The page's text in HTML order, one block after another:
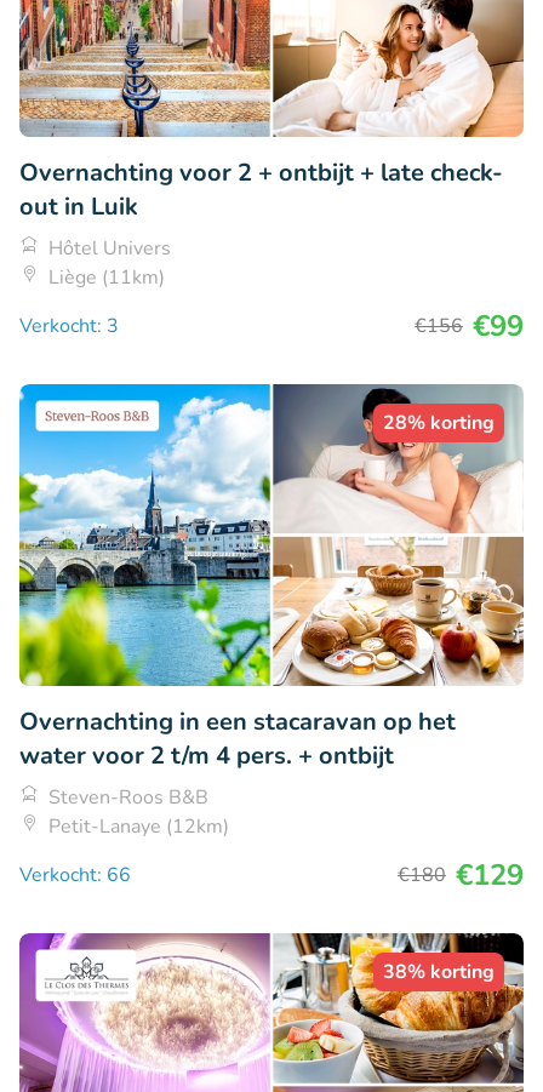
Overnachting voor 2 + ontbijt + late check-
out in Luik
Hôtel Univers
Liège (11km)
Verkocht: 3
€156 €99
28% korting
Overnachting in een stacaravan op het
water voor 2 t/m 4 pers. + ontbijt
Steven-Roos B&B
Petit-Lanaye (12km)
Verkocht: 66
€180 €129
38% korting